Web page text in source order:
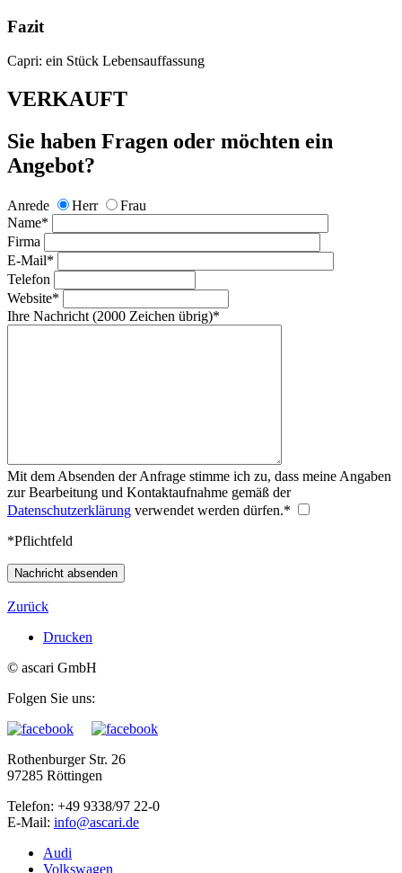
Fazit
Capri: ein Stück Lebensauffassung
VERKAUFT
Sie haben Fragen oder möchten ein
Angebot?
Anrede Herr
Frau
Name*
Firma
E-Mail*
Telefon
Website*
Ihre Nachricht (2000 Zeichen übrig)*
Mit dem Absenden der Anfrage stimme ich zu, dass meine Angaben
zur Bearbeitung und Kontaktaufnahme gemäß der
Datenschutzerklärung verwendet werden dürfen.*
*Pflichtfeld
Nachricht absenden
Zurück
Drucken
© ascari GmbH
Folgen Sie uns:
Rothenburger Str. 26
97285 Röttingen
Telefon: +49 9338/97 22-0
E-Mail:
Audi
Volkswagen